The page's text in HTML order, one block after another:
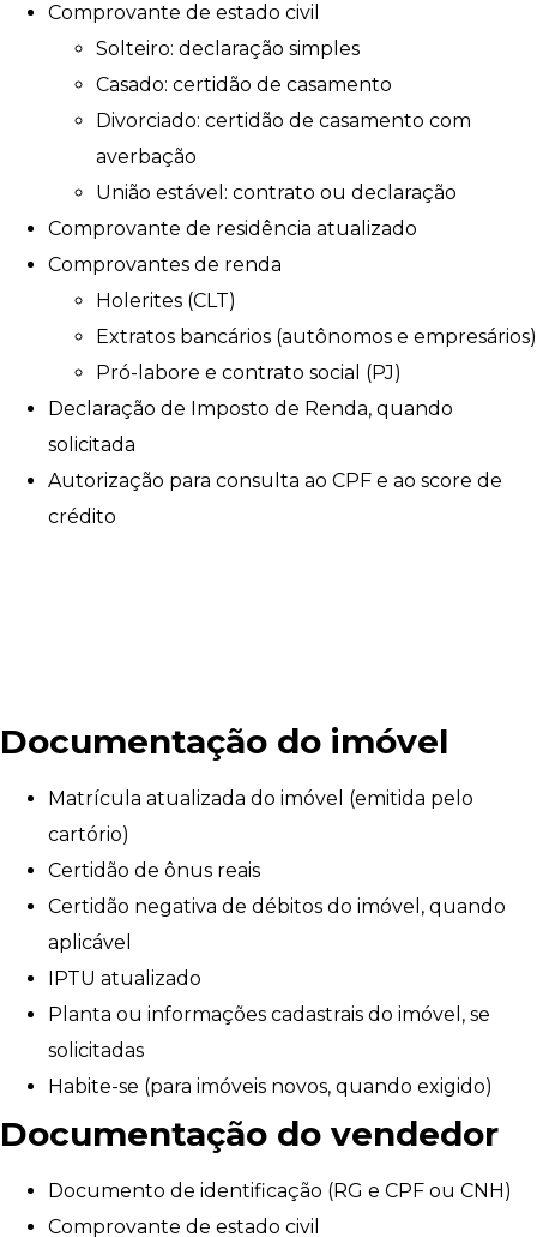
Comprovante de estado civil
Solteiro: declaração simples
Casado: certidão de casamento
Divorciado: certidão de casamento com
averbação
União estável: contrato ou declaração
Comprovante de residência atualizado
Comprovantes de renda
Holerites (CLT)
Extratos bancários (autônomos e empresários)
Pró-labore e contrato social (PJ)
Declaração de Imposto de Renda, quando
solicitada
Autorização para consulta ao CPF e ao score de
crédito
Documentação do imóvel
Matrícula atualizada do imóvel (emitida pelo
cartório)
Certidão de ônus reais
Certidão negativa de débitos do imóvel, quando
aplicável
IPTU atualizado
Planta ou informações cadastrais do imóvel, se
solicitadas
Habite-se (para imóveis novos, quando exigido)
Documentação do vendedor
Documento de identificação (RG e CPF ou CNH)
Comprovante de estado civil